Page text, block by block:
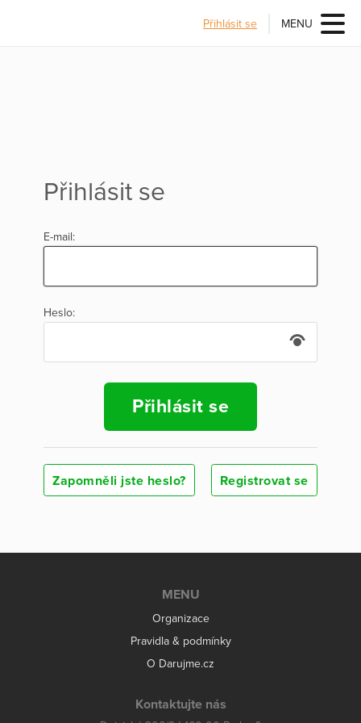
Přihlásit se MENU
Přihlásit se
E-mail:
Heslo:
Přihlásit se
Zapomněli jste heslo? Registrovat se
MENU
Organizace
Pravidla & podmínky
O Darujme.cz
Kontaktujte nás